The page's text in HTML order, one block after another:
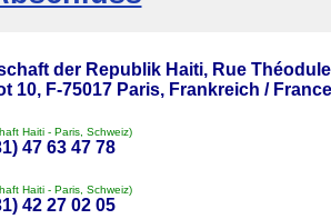
der Republik Haiti, Rue
10, F-75017 Paris, Frankreich / France
Haiti - Paris, Schweiz)
47 63 47 78
Haiti - Paris, Schweiz)
42 27 02 05